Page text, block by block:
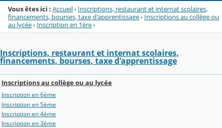
Vous êtes ici : Accueil› Inscriptions, restaurant et internat scolaires,
financements, bourses, taxe d'apprentissage› Inscriptions au collège ou
au lycée› Inscription en 1ère›
Inscriptions, restaurant et internat scolaires,
financements, bourses, taxe d'apprentissage
Inscriptions au collège ou au lycée
Inscription en 6ème
Inscription en 5ème
Inscription en 4ème
Inscription en 3ème